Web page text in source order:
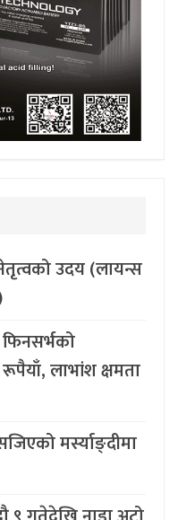
उदय (लायन्स
लाभांश क्षमता
मर्स्याङ्दीमा